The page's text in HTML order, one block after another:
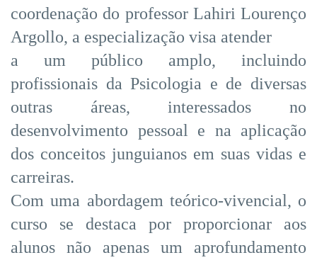
coordenação do professor Lahiri Lourenço
Argollo, a especialização visa atender
a um público amplo, incluindo
profissionais da Psicologia e de diversas
outras áreas, interessados no
desenvolvimento pessoal e na aplicação
dos conceitos junguianos em suas vidas e
carreiras.
Com uma abordagem teórico-vivencial, o
curso se destaca por proporcionar aos
alunos não apenas um aprofundamento